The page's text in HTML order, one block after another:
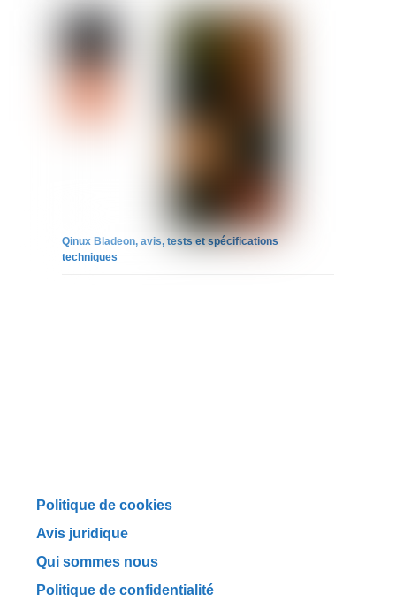
Qinux Bladeon, avis, tests et spécifications
techniques
Politique de cookies
Avis juridique
Qui sommes nous
Politique de confidentialité